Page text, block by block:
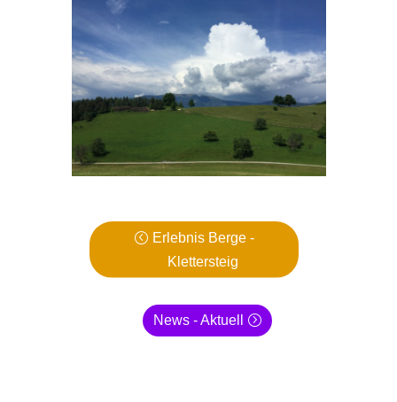
Erlebnis Berge -
Klettersteig
News - Aktuell